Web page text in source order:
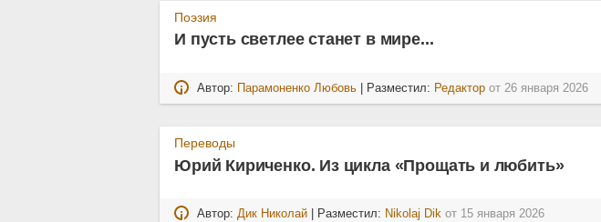
Поэзия
И пусть светлее станет в мире...
Автор: Парамоненко Любовь | Разместил: Редактор от26 января 2026
Переводы
Юрий Кириченко. Из цикла «Прощать и любить»
Автор:Дик Николай | Разместил: Nikolaj Dik от 15 января 2026